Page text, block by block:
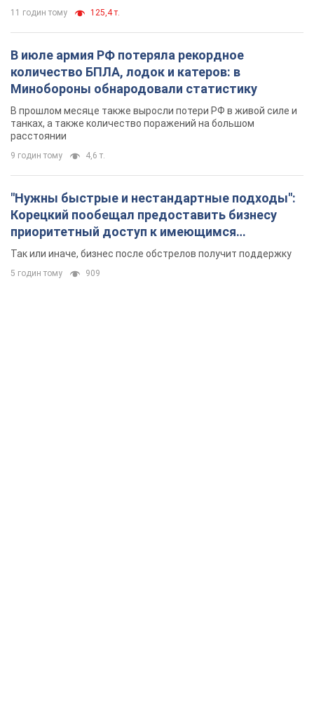
11 годин тому 125,4 т.
В июле армия РФ потеряла рекордное
количество БПЛА, лодок и катеров: в
Минобороны обнародовали статистику
В прошлом месяце также выросли потери РФ в живой силе и
танках, а также количество поражений на большом
расстоянии
9 годин тому 4,6 т.
"Нужны быстрые и нестандартные подходы":
Корецкий пообещал предоставить бизнесу
приоритетный доступ к имеющимся
складским помещениям
Так или иначе, бизнес после обстрелов получит поддержку
5 годин тому 909